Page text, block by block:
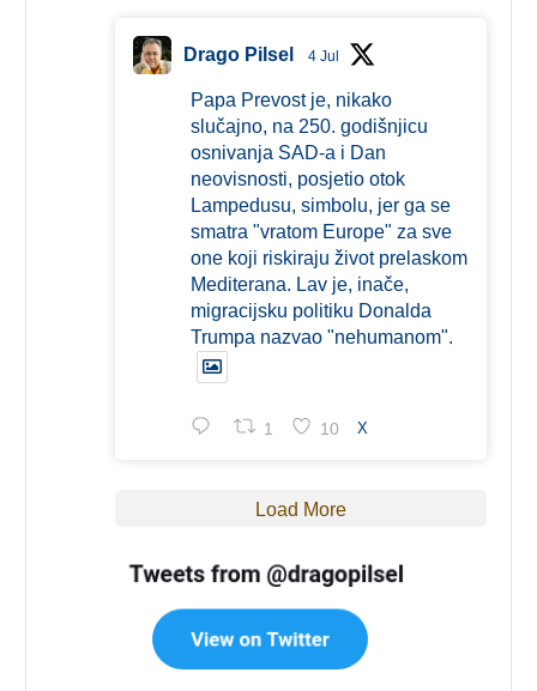
Drago Pilsel 4 Jul
Papa Prevost je, nikako
slučajno, na 250. godišnjicu
osnivanja SAD-a i Dan
neovisnosti, posjetio otok
Lampedusu, simbolu, jer ga se
smatra "vratom Europe" za sve
one koji riskiraju život prelaskom
Mediterana. Lav je, inače,
migracijsku politiku Donalda
Trumpa nazvao "nehumanom".
1 10 X
Load More